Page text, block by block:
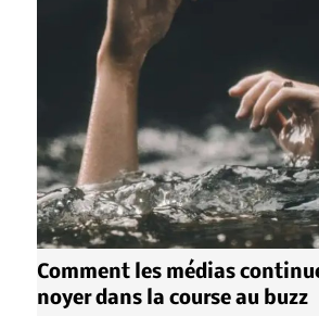
Comment les médias
noyer dans la course au buzz